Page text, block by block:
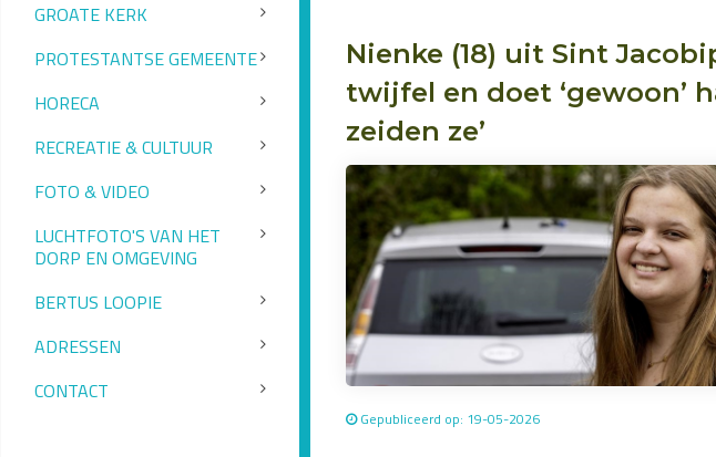
GROATE KERK
PROTESTANTSE GEMEENTE
HORECA
RECREATIE & CULTUUR
FOTO & VIDEO
LUCHTFOTO'S VAN HET
DORP EN OMGEVING
BERTUS LOOPIE
ADRESSEN
CONTACT
Nienke (18) uit Sint
twijfel en doet ‘gewoon’
zeiden ze’
Gepubliceerd op: 19-05-2026